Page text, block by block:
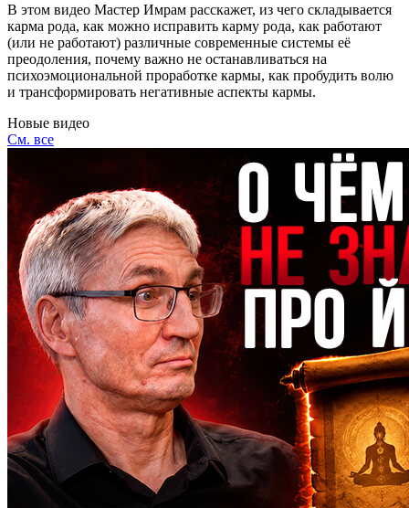
В этом видео Мастер Имрам расскажет, из чего складывается
карма рода, как можно исправить карму рода, как работают
(или не работают) различные современные системы её
преодоления, почему важно не останавливаться на
психоэмоциональной проработке кармы, как пробудить волю
и трансформировать негативные аспекты кармы.
Новые видео
См. все